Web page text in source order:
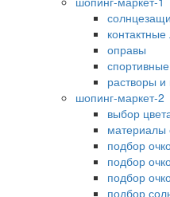
оправы
растворы и
шопинг-маркет-2
выбор
материалы
подбор
подбор
подбор
подбор